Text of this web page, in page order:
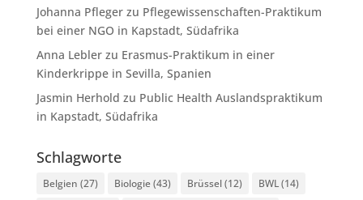
Johanna Pflegerzu Pflegewissenschaften-Praktikum
bei einer NGO in Kapstadt, Südafrika
Anna Leblerzu Erasmus-Praktikum in einer
Kinderkrippe in Sevilla, Spanien
Jasmin Herhold zu Public Health Auslandspraktikum
in Kapstadt, Südafrika
Schlagworte
Belgien (27) Biologie(43) Brüssel(12) BWL(14)